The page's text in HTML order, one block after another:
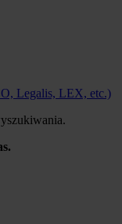
Legalis, LEX, etc.)